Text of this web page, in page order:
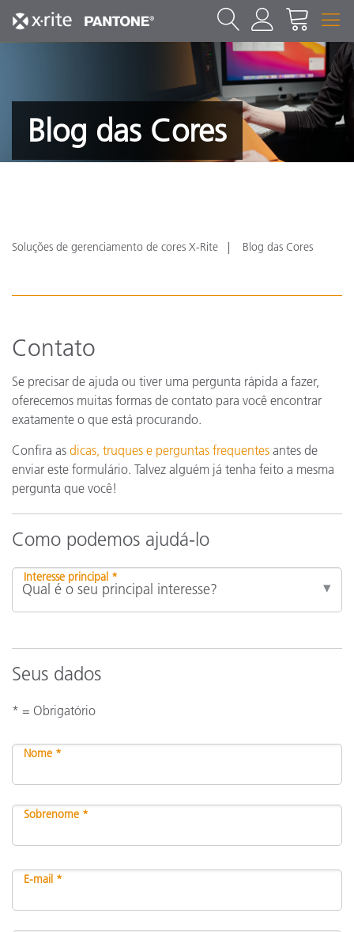
Blog das Cores
Soluções de gerenciamento de cores X-Rite Blog das Cores
Contato
Se precisar de ajuda ou tiver uma pergunta rápida a fazer,
oferecemos muitas formas de contato para você encontrar
exatamente o que está procurando.
Confira as dicas, truques e perguntas frequentes antes de
enviar este formulário. Talvez alguém já tenha feito a mesma
pergunta que você!
Como podemos ajudá-lo
Interesse principal *
Seus dados
* = Obrigatório
Nome *
Sobrenome *
E-mail *